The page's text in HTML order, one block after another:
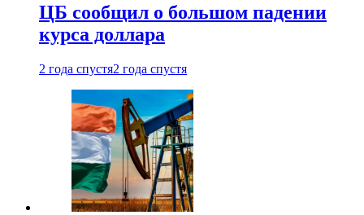
ЦБ сообщил о большом падении
курса доллара
2 года спустя2 года спустя